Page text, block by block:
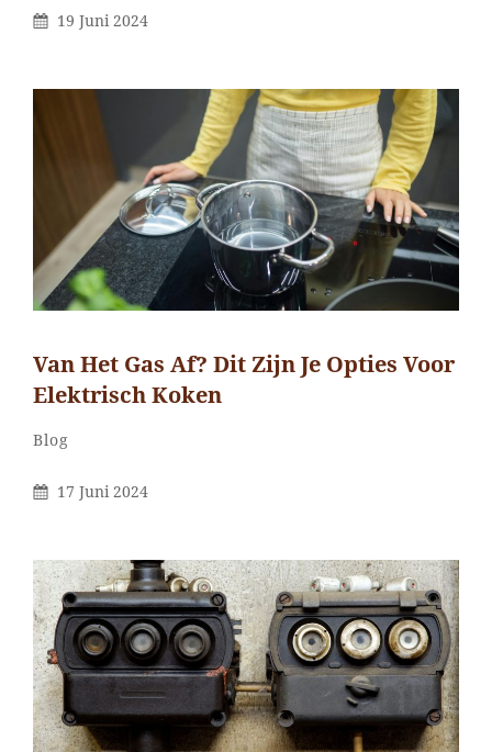
Gepubliceerd
19 Juni 2024
Van Het Gas Af? Dit Zijn Je Opties Voor
Elektrisch Koken
Categorieën
Blog
Gepubliceerd
17 Juni 2024